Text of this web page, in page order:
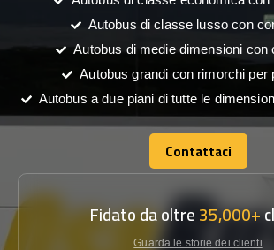
Autobus di classe lusso con
Autobus di medie dimensioni con
Autobus grandi con rimorchi per
Autobus a due piani di tutte le
Contattaci
Contattaci
Fidato da oltre35,000+
Guarda le storie dei clienti